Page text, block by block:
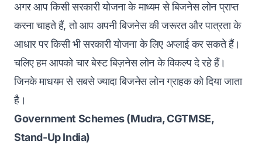
अगर आप किसी सरकारी योजना के माध्यम से बिजनेस लोन प्राप्त
करना चाहते हैं, तो आप अपनी बिजनेस की जरूरत और पात्रता के
आधार पर किसी भी सरकारी योजना के लिए अप्लाई कर सकते हैं।
चलिए हम आपको चार बेस्ट बिज़नेस लोन के विकल्प दे रहे हैं।
जिनके माधयम से सबसे ज्यादा बिजनेस लोन ग्राहक को दिया जाता
है।
Government Schemes (Mudra, CGTMSE,
Stand-Up India)